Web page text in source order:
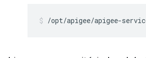
/opt/apigee/apigee-